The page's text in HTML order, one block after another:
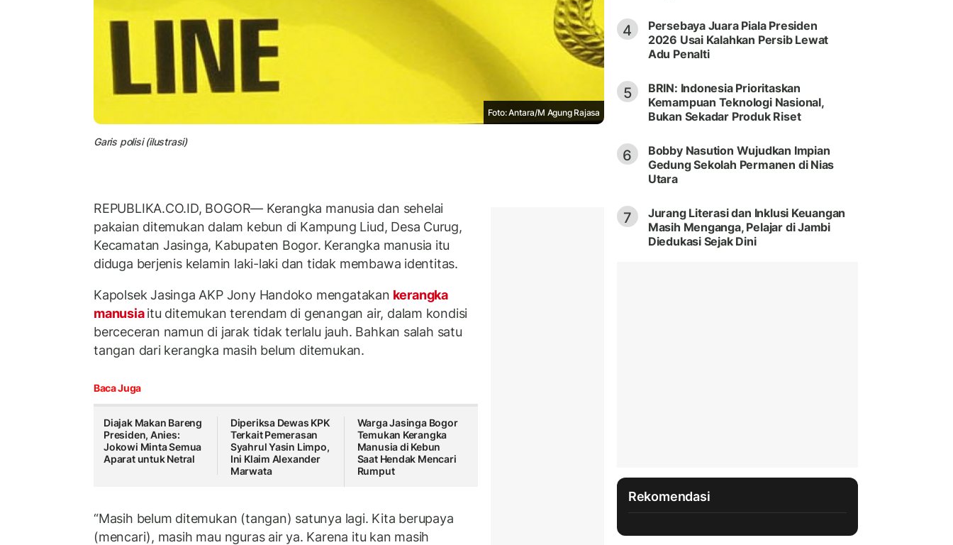
Foto: Antara/M Agung Rajasa
Garis polisi (ilustrasi)
REPUBLIKA.CO.ID, BOGOR— Kerangka manusia dan sehelai
pakaian ditemukan dalam kebun di Kampung Liud, Desa Curug,
Kecamatan Jasinga, Kabupaten Bogor. Kerangka manusia itu
diduga berjenis kelamin laki-laki dan tidak membawa identitas.
Kapolsek Jasinga AKP Jony Handoko mengatakan kerangka
manusiaitu ditemukan terendam di genangan air, dalam kondisi
berceceran namun di jarak tidak terlalu jauh. Bahkan salah satu
tangan dari kerangka masih belum ditemukan.
Baca Juga
Diajak Makan Bareng
Presiden, Anies:
Jokowi Minta Semua
Aparat untuk Netral
Diperiksa Dewas KPK
Terkait Pemerasan
Syahrul Yasin Limpo,
Ini Klaim Alexander
Marwata
Warga Jasinga Bogor
Temukan Kerangka
Manusia di Kebun
Saat Hendak Mencari
Rumput
“Masih belum ditemukan (tangan) satunya lagi. Kita berupaya
(mencari), masih mau nguras air ya. Karena itu kan masih
4
Persebaya Juara Piala Presiden
2026 Usai Kalahkan Persib Lewat
Adu Penalti
5
BRIN: Indonesia Prioritaskan
Kemampuan Teknologi Nasional,
Bukan Sekadar Produk Riset
6
Bobby Nasution Wujudkan Impian
Gedung Sekolah Permanen di Nias
Utara
7
Jurang Literasi dan Inklusi Keuangan
Masih Menganga, Pelajar di Jambi
Diedukasi Sejak Dini
Rekomendasi